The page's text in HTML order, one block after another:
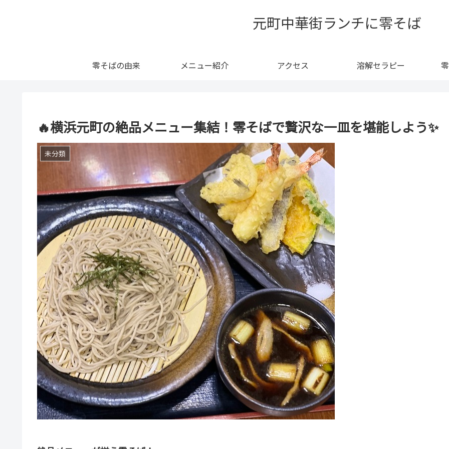
元町中華街ランチに零そば
零そばの由来 メニュー紹介 アクセス 溶解セラピー
🔥横浜元町の絶品メニュー集結！零そばで贅沢な一皿を堪能しよう✨
未分類